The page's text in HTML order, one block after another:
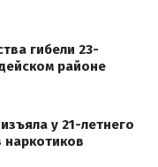
гибели 23-
районе
у 21-летнего
наркотиков